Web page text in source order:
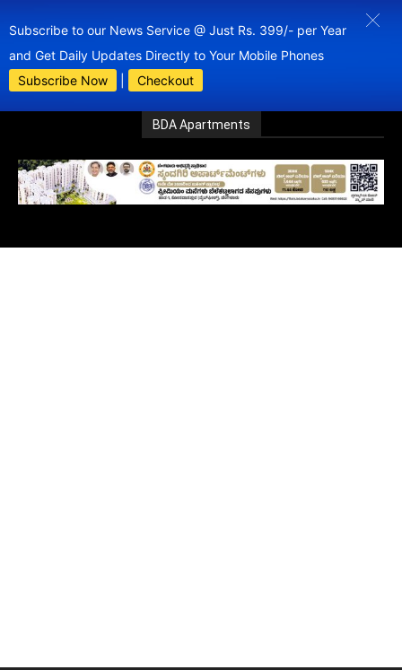
Subscribe to our News Service @ Just Rs. 399/- per Year
and Get Daily Updates Directly to Your Mobile Phones
Subscribe Now
Checkout
BDA Apartments